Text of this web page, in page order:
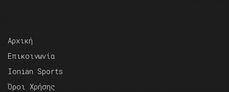
Αρχική
Επικοινωνία
Ionian Sports
Όροι Χρήσης